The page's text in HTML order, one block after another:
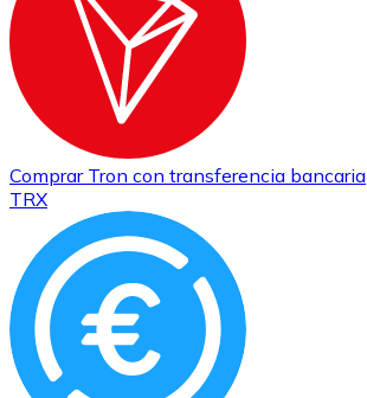
Comprar Tron con transferencia bancaria
TRX